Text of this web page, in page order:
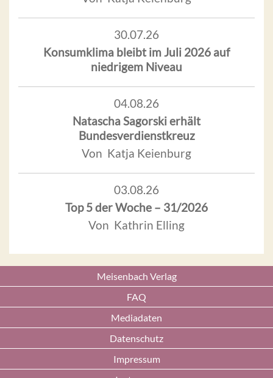
30.07.26
Konsumklima bleibt im Juli 2026 auf
niedrigem Niveau
04.08.26
Natascha Sagorski erhält
Bundesverdienstkreuz
Von Katja Keienburg
03.08.26
Top 5 der Woche – 31/2026
Von Kathrin Elling
Meisenbach Verlag
FAQ
Mediadaten
Datenschutz
Impressum